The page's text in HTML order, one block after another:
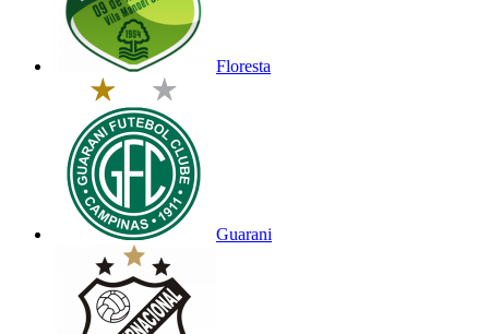
Floresta
Guarani